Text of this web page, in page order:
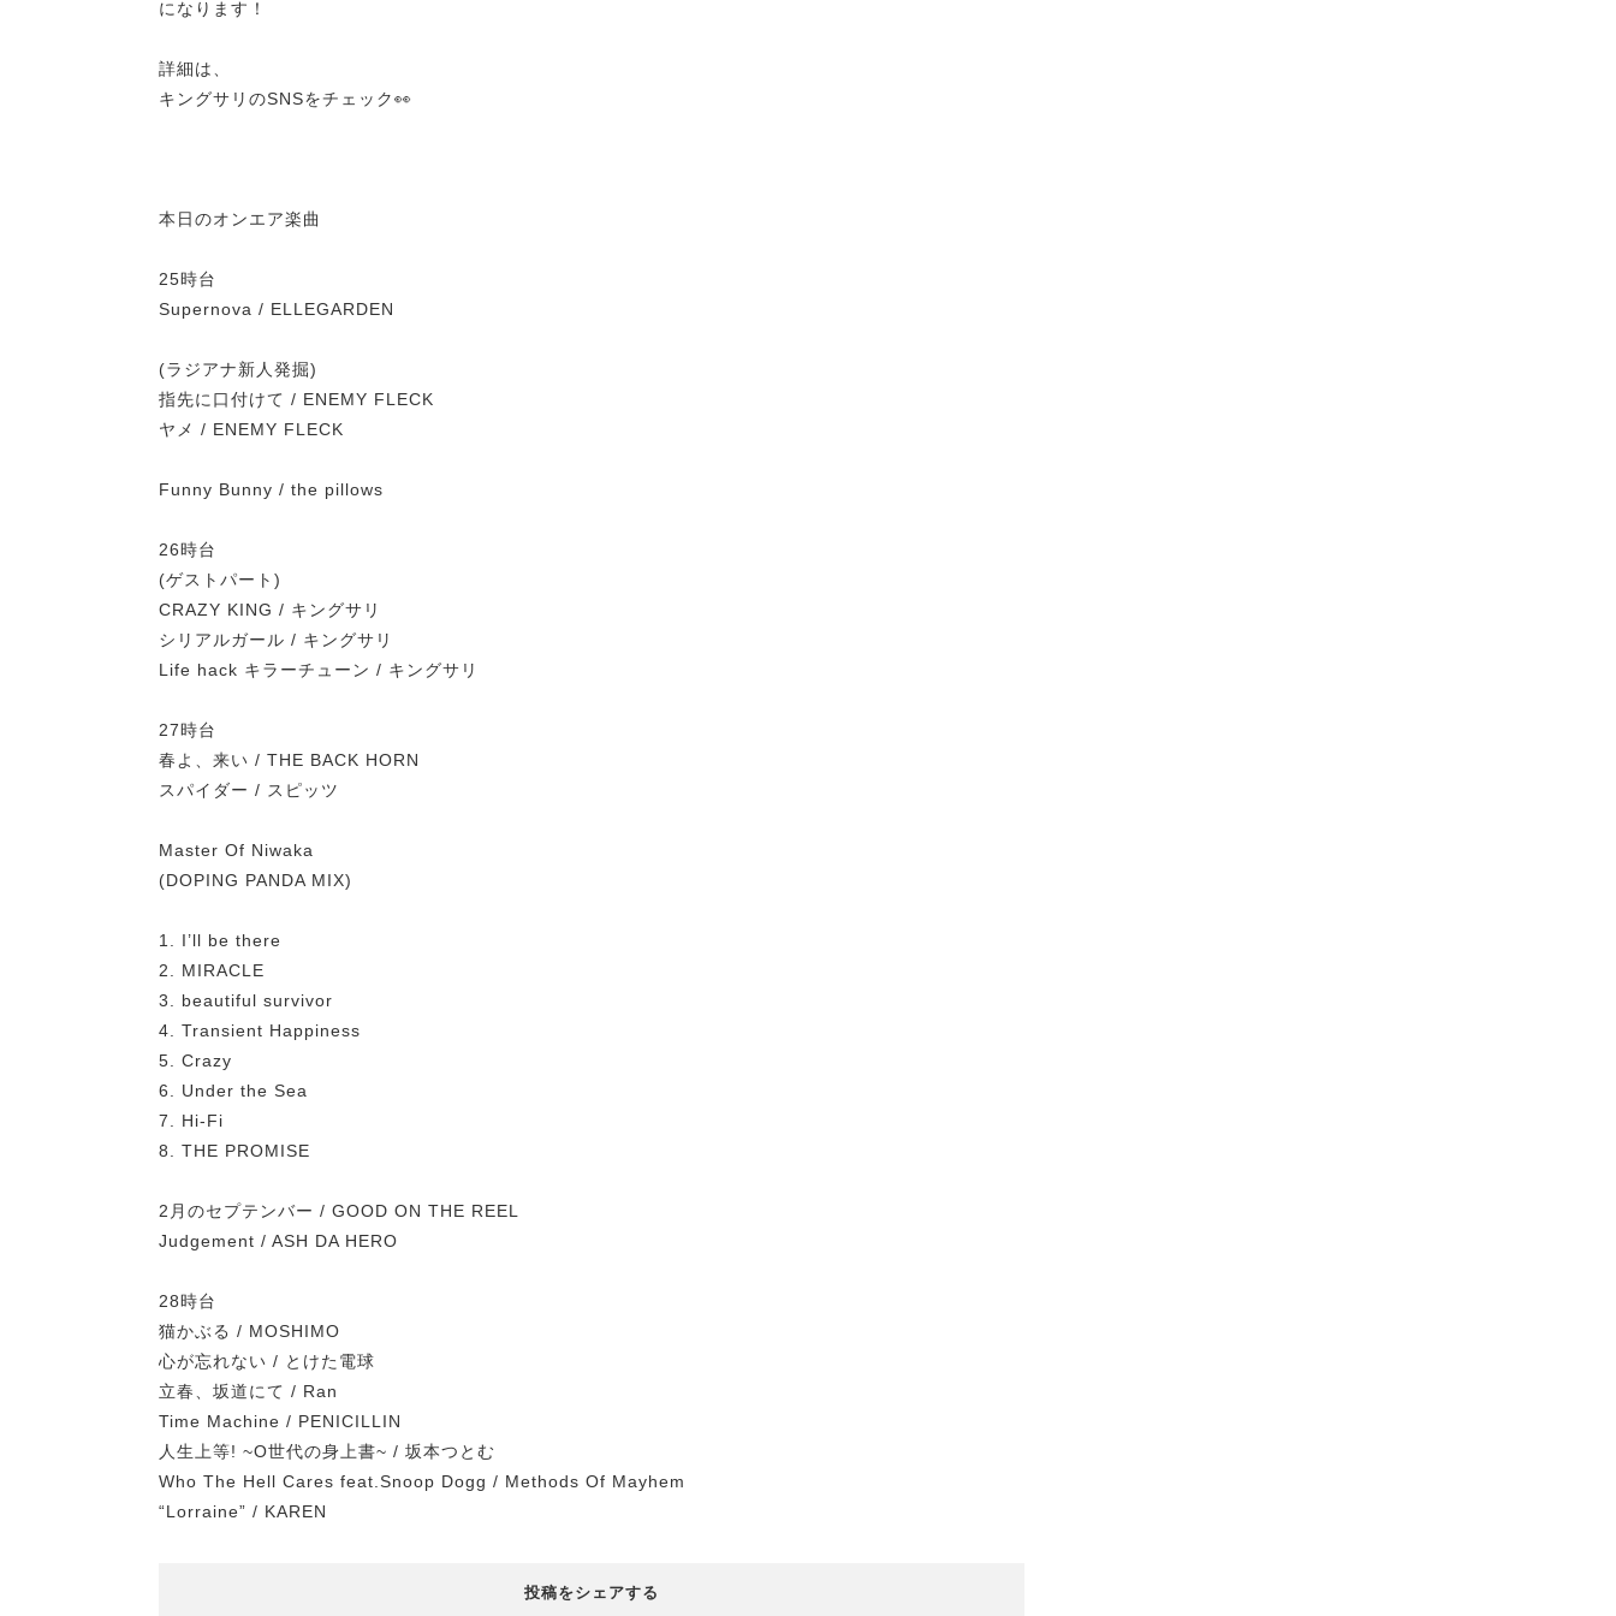
になります！
詳細は、
キングサリのSNSをチェック👀
本日のオンエア楽曲
25時台
Supernova / ELLEGARDEN
(ラジアナ新人発掘)
指先に口付けて / ENEMY FLECK
ヤメ / ENEMY FLECK
Funny Bunny / the pillows
26時台
(ゲストパート)
CRAZY KING / キングサリ
シリアルガール / キングサリ
Life hack キラーチューン / キングサリ
27時台
春よ、来い / THE BACK HORN
スパイダー / スピッツ
Master Of Niwaka
(DOPING PANDA MIX)
1. I’ll be there
2. MIRACLE
3. beautiful survivor
4. Transient Happiness
5. Crazy
6. Under the Sea
7. Hi-Fi
8. THE PROMISE
2月のセプテンバー / GOOD ON THE REEL
Judgement / ASH DA HERO
28時台
猫かぶる / MOSHIMO
心が忘れない / とけた電球
立春、坂道にて / Ran
Time Machine / PENICILLIN
人生上等! ~O世代の身上書~ / 坂本つとむ
Who The Hell Cares feat.Snoop Dogg / Methods Of Mayhem
“Lorraine” / KAREN
投稿をシェアする